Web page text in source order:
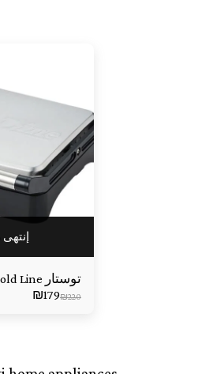
توستار Gold Line
₪220
₪179